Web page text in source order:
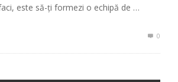
este să-ți formezi o echipă de …
0